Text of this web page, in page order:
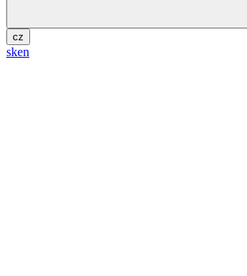
cz
sken